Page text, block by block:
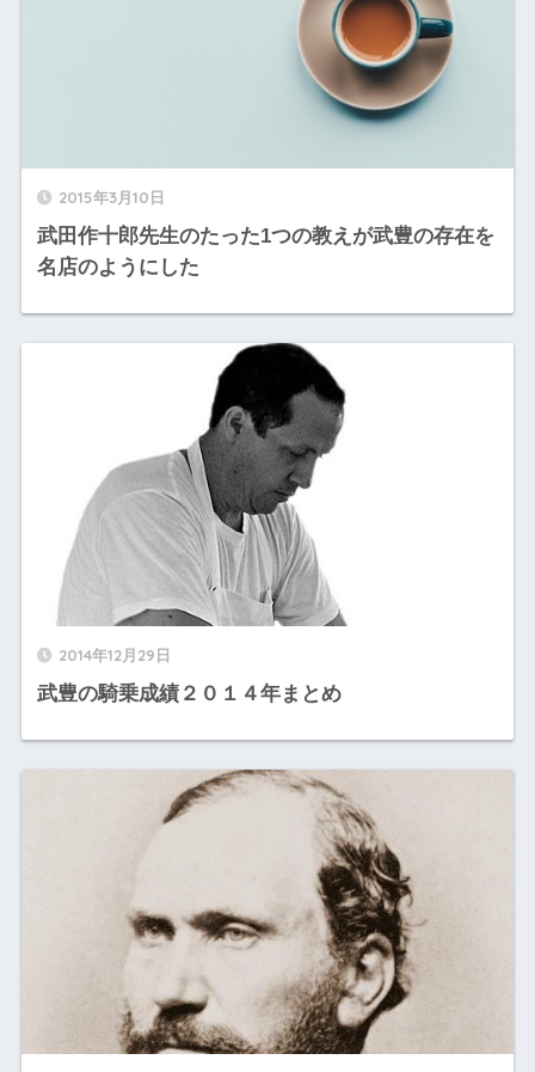
2015年3月10日
武田作十郎先生のたった1つの教えが武豊の存在を
名店のようにした
2014年12月29日
武豊の騎乗成績２０１４年まとめ